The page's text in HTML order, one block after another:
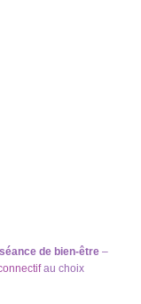
de bien-être –
au choix